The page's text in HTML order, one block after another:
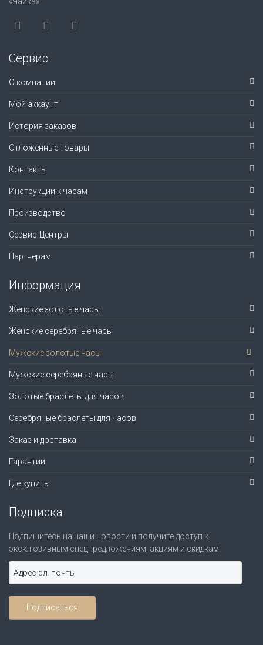
Сервис
О компании
Мой аккаунт
История заказов
Отложенные товары
Контакты
Инструкции к часам
Производство
Сервис-Центры
Партнерам
Информация
Женские золотые часы
Женские серебряные часы
Мужские золотые часы
Мужские серебряные часы
Золотые браслеты для часов
Серебряные браслеты для часов
Заказ и доставка
Гарантии
Где купить
Подписка
Подпишитесь на наши новости и получите доступ к
эксклюзивным спецпредложениям, акциям и скидкам!